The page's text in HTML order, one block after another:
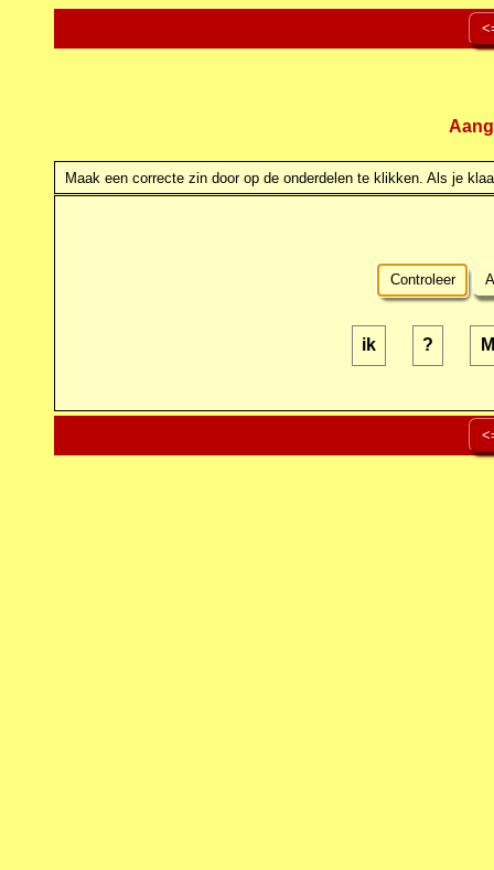
Maak een correcte zin door op de onderdelen te klikken. Als je
Controleer
ik ?